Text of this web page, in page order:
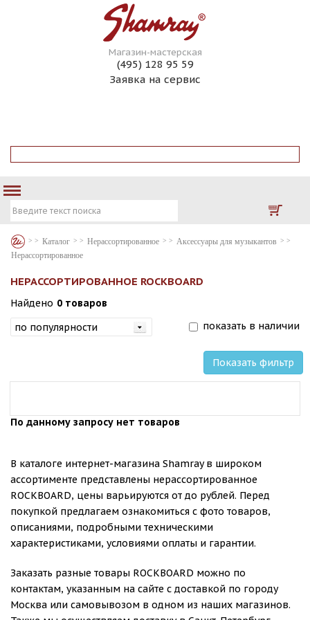
Магазин-мастерская
(495) 128 95 59
Заявка на сервис
Каталог Нерассортированное
Аксессуары для музыкантов
Нерассортированное
НЕРАССОРТИРОВАННОЕ ROCKBOARD
Найдено 0 товаров
показать в наличии
Показать фильтр
По данному запросу нет товаров
В каталоге интернет-магазина Shamray в широком
ассортименте представлены нерассортированное
ROCKBOARD, цены варьируются от до рублей. Перед
покупкой предлагаем ознакомиться с фото товаров,
описаниями, подробными техническими
характеристиками, условиями оплаты и гарантии.
Заказать разные товары ROCKBOARD можно по
контактам, указанным на сайте с доставкой по городу
Москва или самовывозом в одном из наших магазинов.